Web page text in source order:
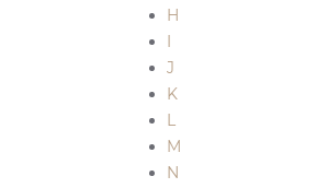
H
I
J
K
L
M
N